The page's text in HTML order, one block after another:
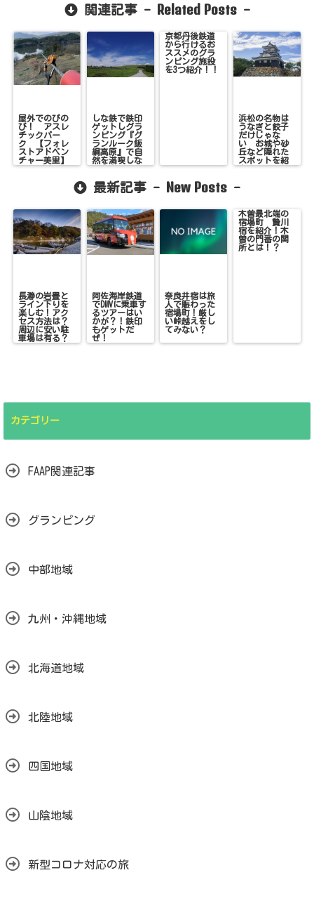
関連記事 - Related Posts-
屋外でのびの
び！ アスレ
チックパー
ク 【フォレ
ストアドベン
チャー美里】
しな鉄で鉄印
ゲットしグラ
ンピング『グ
ランルーク飯
綱高原』で自
然を満喫しな
い？！
京都丹後鉄道
から行けるお
ススメのグラ
ンピング施設
を3つ紹介！！
浜松の名物は
うなぎと餃子
だけじゃな
い お城や砂
丘など隠れた
スポットを紹
介
最新記事 - New Posts -
長瀞の岩畳と
ライン下りを
楽しむ！アク
セス方法は？
周辺に安い駐
車場は有る？
阿佐海岸鉄道
でDMVに乗車す
るツアーはい
かが？！鉄印
もゲットだ
ぜ！
奈良井宿は旅
人で賑わった
宿場町！厳し
い峠越えをし
てみない？
木曽最北端の
宿場町 贄川
宿を紹介！木
曽の門番の関
所とは！？
カテゴリー
FAAP関連記事
グランピング
中部地域
九州・沖縄地域
北海道地域
北陸地域
四国地域
山陰地域
新型コロナ対応の旅